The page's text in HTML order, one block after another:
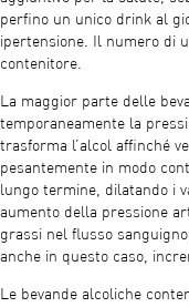
perfino un unico drink al
ipertensione. Il numero di
contenitore.
La maggior parte delle
temporaneamente la
trasforma l’alcol affinché
pesantemente in modo
lungo termine, dilatando i
aumento della pressione
grassi nel flusso
anche in questo caso,
Le bevande alcoliche